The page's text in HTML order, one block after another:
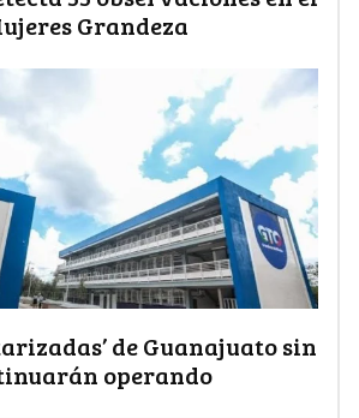
Grandeza
de Guanajuato sin
operando